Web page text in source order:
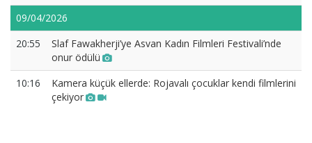
09/04/2026
20:55
Slaf Fawakherji’ye Asvan Kadın Filmleri Festivali’nde
onur ödülü
10:16
Kamera küçük ellerde: Rojavalı çocuklar kendi filmlerini
çekiyor